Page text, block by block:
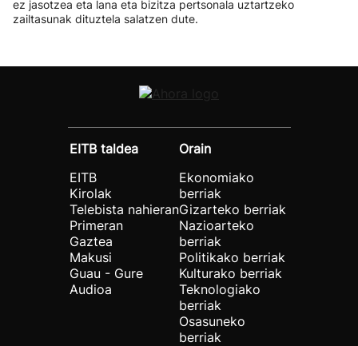
ez jasotzea eta lana eta bizitza pertsonala uztartzeko
zailtasunak dituztela salatzen dute.
EITB taldea
EITB
Kirolak
Telebista nahieran
Primeran
Gaztea
Makusi
Guau - Gure
Audioa
Orain
Ekonomiako
berriak
Gizarteko berriak
Nazioarteko
berriak
Politikako berriak
Kulturako berriak
Teknologiako
berriak
Osasuneko
berriak